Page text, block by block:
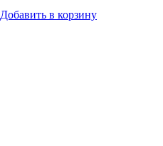
Добавить в корзину